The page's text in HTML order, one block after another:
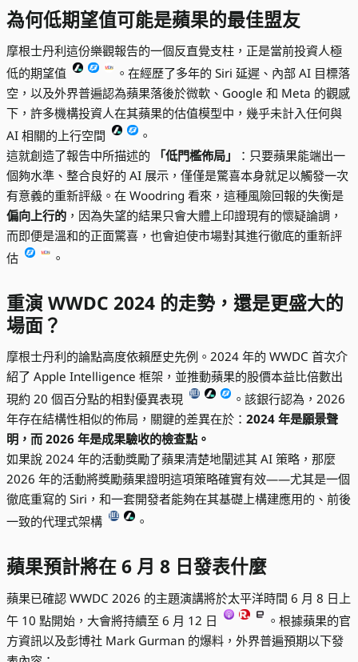
為何低期望值可能是蘋果的最佳盟友
摩根士丹利這份樂觀報告的一個反直覺支柱，正是當前投資人極
低的期望值
。在經歷了多年的 Siri 延遲、內部 AI 目標落
空，以及外界普遍認為蘋果落後於微軟、Google 和 Meta 的觀感
下，許多機構投資人在其蘋果的估值模型中，幾乎未計入任何與
AI 相關的上行空間
。
這就創造了報告中所描述的
「低門檻佈局」
：只要蘋果能端出一
個夠水準、整合良好的 AI 展示，僅僅是驚喜本身就足以觸發一次
有意義的重新評級。在 Woodring 看來，這種風險回報的失衡是
偏向上行的 ，因為失望的結果只會大體上印證現有的懷疑論調，
而即便是溫和的正面驚喜，也會迫使市場對其進行徹底的重新評
估
。
重演 WWDC 2024 的走勢，還是更盛大的
場面？
摩根士丹利的論點高度依賴歷史先例。2024 年的 WWDC 首次介
紹了 Apple Intelligence 框架，並推動蘋果的股價本益比倍數出
現約 20 個百分點的相對優異表現
。該銀行認為，2026
年存在結構性相似的佈局，關鍵的差異在於： 2024 年是願景聲
明，而 2026 年是成果驗收的檢查點。
如果說 2024 年的活動獎勵了蘋果清楚地闡述其 AI 策略，那麼
2026 年的活動將獎勵蘋果證明這項策略確實有效——尤其是一個
徹底重寫的 Siri，和一套開發者能夠在其基礎上構建應用的、前後
一致的代理式架構
。
蘋果預計將在 6 月 8 日發表什麼
蘋果已確認 WWDC 2026 的主題演講將於太平洋時間 6 月 8 日上
午 10 點開始，大會將持續至 6 月 12 日
。根據蘋果的官
方資訊以及彭博社 Mark Gurman 的爆料，外界普遍預期以下發